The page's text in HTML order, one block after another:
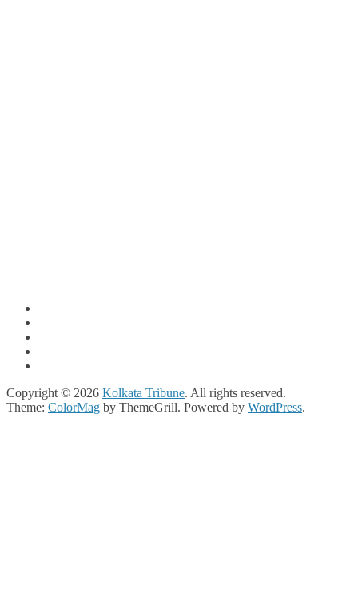
Copyright © 2026 Kolkata Tribune. All rights reserved.
Theme: ColorMag by ThemeGrill. Powered by WordPress.